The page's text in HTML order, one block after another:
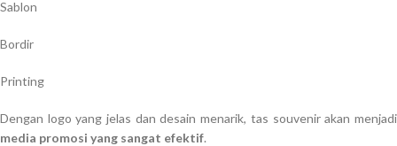
Sablon
Bordir
Printing
Dengan logo yang jelas dan desain menarik, tas souvenir akan menjadi
media promosi yang sangat efektif.